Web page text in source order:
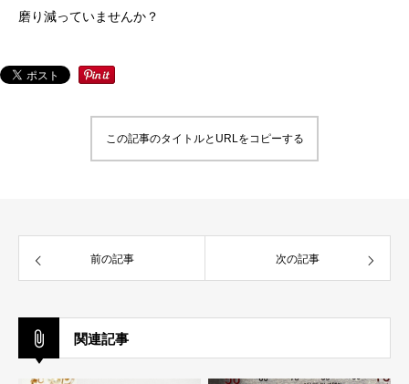
磨り減っていませんか？
この記事のタイトルとURLをコピーする
前の記事 次の記事
関連記事